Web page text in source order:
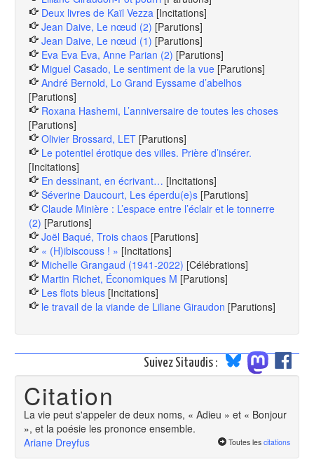
Deux livres de Kaïl Vezza [Incitations]
Jean Daive, Le nœud (2) [Parutions]
Jean Daive, Le nœud (1) [Parutions]
Eva Eva Eva, Anne Parian (2) [Parutions]
Miguel Casado, Le sentiment de la vue [Parutions]
André Bernold, Lo Grand Eyssame d’abelhos
[Parutions]
Roxana Hashemi, L’anniversaire de toutes les choses
[Parutions]
Olivier Brossard, LET [Parutions]
Le potentiel érotique des villes. Prière d’insérer.
[Incitations]
En dessinant, en écrivant… [Incitations]
Séverine Daucourt, Les éperdu(e)s [Parutions]
Claude Minière : L’espace entre l’éclair et le tonnerre
(2) [Parutions]
Joël Baqué, Trois chaos [Parutions]
« (H)ibiscouss ! » [Incitations]
Michelle Grangaud (1941-2022) [Célébrations]
Martin Richet, Économiques M [Parutions]
Les flots bleus [Incitations]
le travail de la viande de Liliane Giraudon [Parutions]
Suivez Sitaudis :
Citation
La vie peut s'appeler de deux noms, « Adieu » et « Bonjour
», et la poésie les prononce ensemble.
Ariane Dreyfus
Toutes les citations